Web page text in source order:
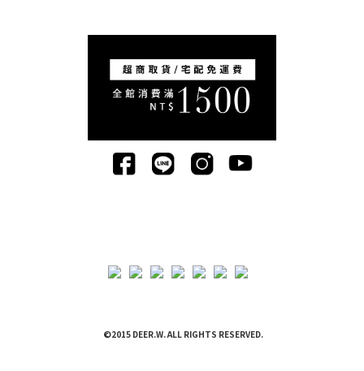
©2015 DEER.W. ALL RIGHTS RESERVED.